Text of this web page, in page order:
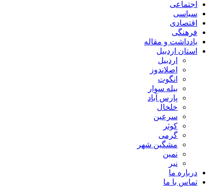
اجتماعی
سیاسی
اقتصادی
فرهنگی
یادداشت و مقاله
استان اردبیل
اردبیل
اصلاندوز
انگوت
بیله سوار
پارس آباد
خلخال
سرعین
کوثر
گرمی
مشگین شهر
نمین
نیر
درباره ما
تماس با ما